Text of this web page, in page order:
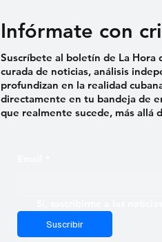
Infórmate con
Suscribir
Suscríbete al boletín de La Hora
curada de noticias, análisis
profundizan en la realidad
directamente en tu bandeja de
que realmente sucede, más allá